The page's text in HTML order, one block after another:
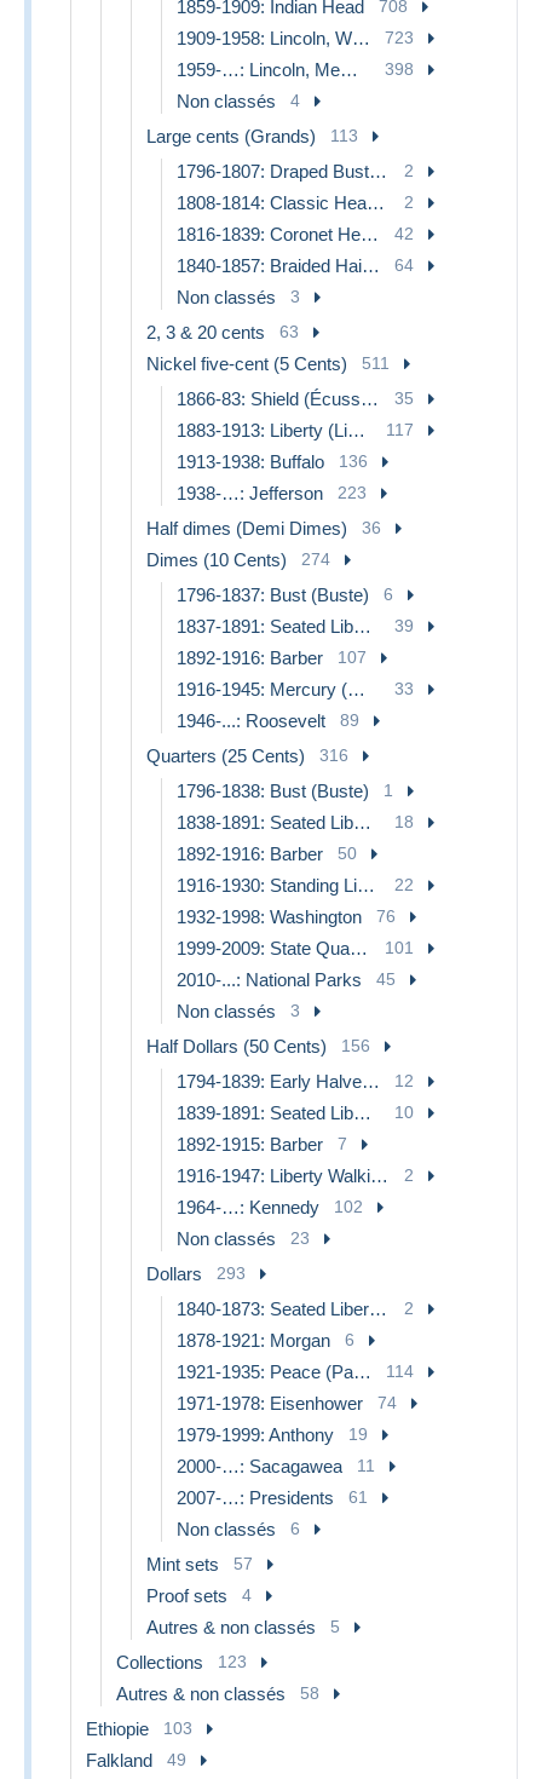
1859-1909: Indian Head 708
1909-1958: Lincoln, Wheat Ears Reverse 723
1959-…: Lincoln, Memorial Reverse 398
Non classés 4
Large cents (Grands) 113
1796-1807: Draped Bust (Buste Drapé) 2
1808-1814: Classic Head (Tête Classique) 2
1816-1839: Coronet Head (Tête Couronnée) 42
1840-1857: Braided Hair (Cheveux Tressés) 64
Non classés 3
2, 3 & 20 cents 63
Nickel five-cent (5 Cents) 511
1866-83: Shield (Écusson) 35
1883-1913: Liberty (Liberté) 117
1913-1938: Buffalo 136
1938-…: Jefferson 223
Half dimes (Demi Dimes) 36
Dimes (10 Cents) 274
1796-1837: Bust (Buste) 6
1837-1891: Seated Liberty (Liberté Assise) 39
1892-1916: Barber 107
1916-1945: Mercury (Mercure) 33
1946-...: Roosevelt 89
Quarters (25 Cents) 316
1796-1838: Bust (Buste) 1
1838-1891: Seated Liberty (Liberté Assise) 18
1892-1916: Barber 50
1916-1930: Standing Liberty (Liberté Debout) 22
1932-1998: Washington 76
1999-2009: State Quarters 101
2010-...: National Parks 45
Non classés 3
Half Dollars (50 Cents) 156
1794-1839: Early Halves (Prémices) 12
1839-1891: Seated Liberty (Liberté Assise) 10
1892-1915: Barber 7
1916-1947: Liberty Walking (Liberté Marchant) 2
1964-…: Kennedy 102
Non classés 23
Dollars 293
1840-1873: Seated Liberty (Liberté Assise) 2
1878-1921: Morgan 6
1921-1935: Peace (Paix) 114
1971-1978: Eisenhower 74
1979-1999: Anthony 19
2000-…: Sacagawea 11
2007-…: Presidents 61
Non classés 6
Mint sets 57
Proof sets 4
Autres & non classés 5
Collections 123
Autres & non classés 58
Ethiopie 103
Falkland 49